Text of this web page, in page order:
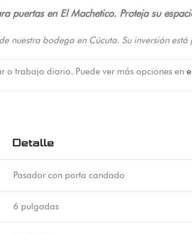
puertas en El Machetico. Proteja su
nuestra bodega en Cúcuta. Su inversión
o trabajo diario. Puede ver más opciones en
Detalle
Pasador con porta candado
6 pulgadas